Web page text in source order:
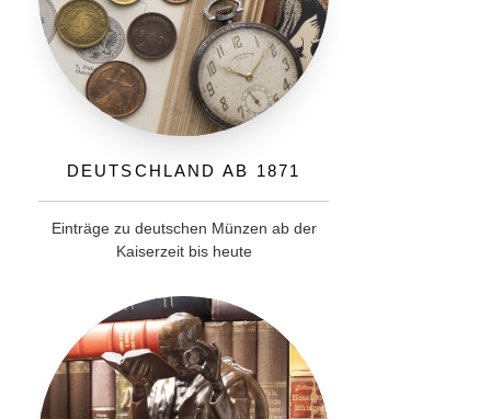
Deutschland ab 1871
Einträge zu deutschen Münzen ab der
Kaiserzeit bis heute